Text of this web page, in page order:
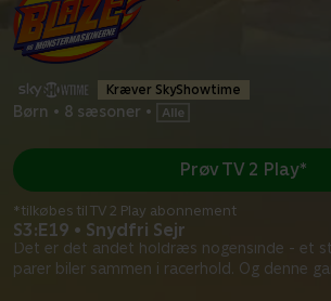
Kræver SkyShowtime
Børn • 8 sæsoner •
S3:E19 • Snydfri Sejr
Det er det andet holdræs nogensinde - et
parer biler sammen i racerhold. Og denne
Prøv TV 2 Play*
*tilkøbes til TV 2 Play abonnement